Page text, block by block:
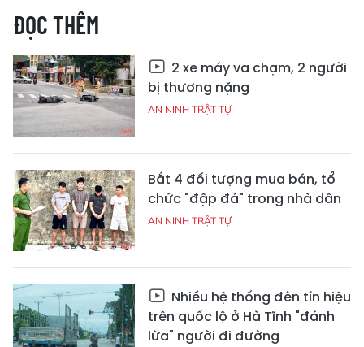
ĐỌC THÊM
2 xe máy va chạm, 2 người
bị thương nặng
AN NINH TRẬT TỰ
Bắt 4 đối tượng mua bán, tổ
chức "đập đá" trong nhà dân
AN NINH TRẬT TỰ
Nhiều hệ thống đèn tín hiệu
trên quốc lộ ở Hà Tĩnh "đánh
lừa" người đi đường